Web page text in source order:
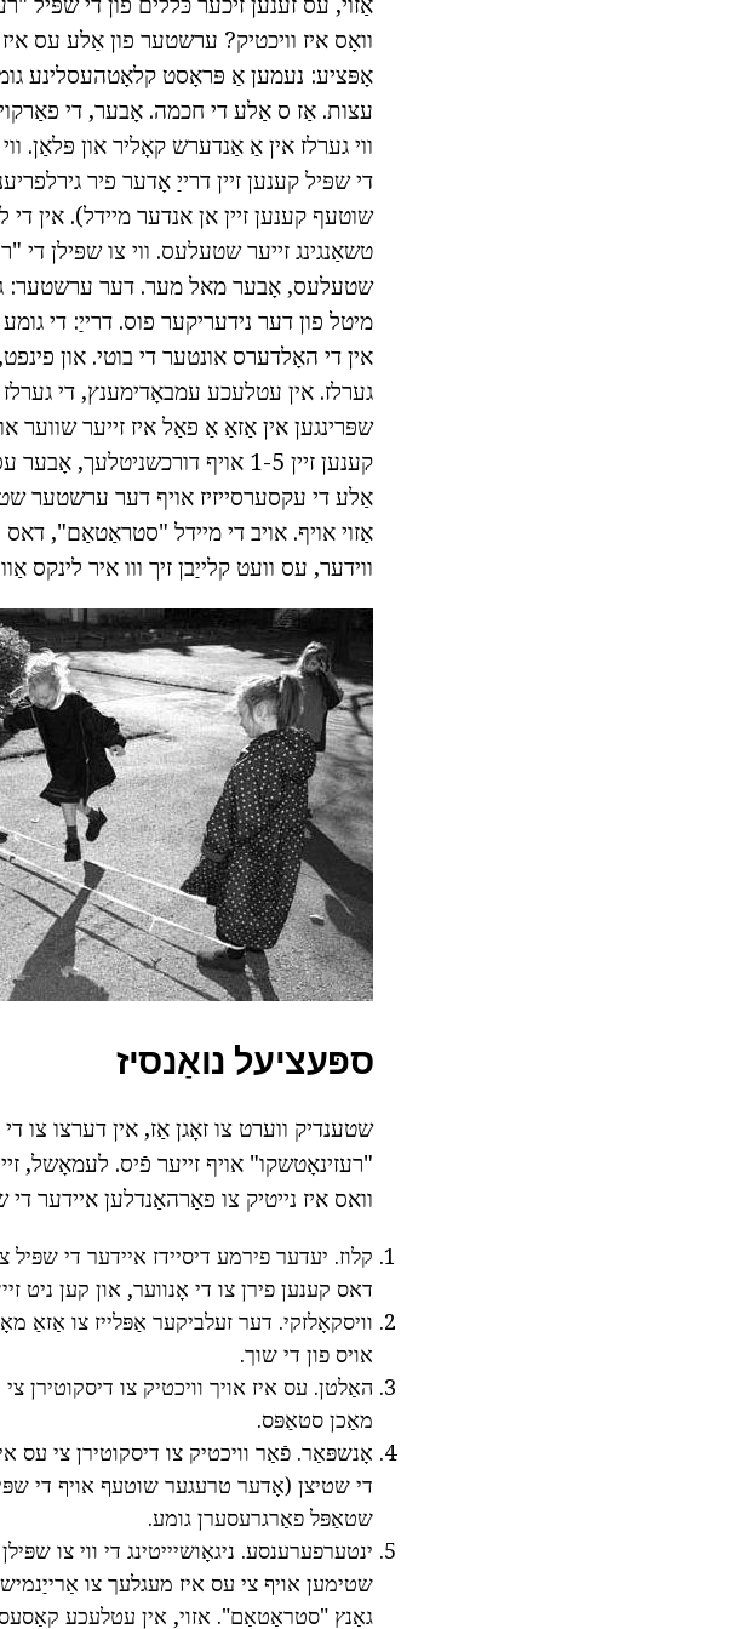
וואָס איז וויכטיק? ערשטער פון אַלע עס איז
עצות. אַז ס אַלע די חכמה. אָבער, די
ווי גערלז אין אַ אַנדערש קאָליר און פּלאַן.
די שפּיל קענען זיין דרייַ אָדער פיר
שוטעף קענען זיין אן אנדער מיידל). אין
טשאַנגינג זייער שטעלעס. ווי צו שפּילן די
שטעלעס, אָבער מאל מער. דער ערשטער:
מיטל פון דער נידעריקער פוס. דרייַ: די
אין די האָלדערס אונטער די בוטי. און
גערלז. אין עטלעכע עמבאָדימענץ, די
שפּרינגען אין אַזאַ אַ פאַל איז זייער שווער
קענען זיין 1-5 אויף
אַלע די עקסערסייזיז אויף דער ערשטער
אַזוי אויף. אויב די מיידל "סטראַטאַם", דאס
ווידער, עס וועט קלייַבן זיך ווו איר לינקס
ספּעציעל נואַנסיז
שטענדיק ווערט צו זאָגן אַז, אין דערצו צו
"רעזינאָטשקו" אויף זייער פֿיס. לעמאָשל,
וואס איז נייטיק צו פאַרהאַנדלען איידער
קלוז. יעדער פירמע דיסיידז איידער די
דאס קענען פירן צו די אָנווער, און קען ניט
וויסקאָלזקי. דער זעלביקער אַפּלייז צו אַזאַ
אויס פון די שוך.
האַלטן. עס איז אויך וויכטיק צו דיסקוטירן
מאַכן סטאַפּס.
אָנשפּאַר. פֿאַר וויכטיק צו דיסקוטירן צי עס
די שטיצן (אָדער טרעגער שוטעף אויף די
שטאַפּל פאַרגרעסערן גומע.
ינטערפערענסע. ניגאָושיייטינג די ווי צו
שטימען אויף צי עס איז מעגלעך צו
גאַנץ "סטראַטאַם". אזוי, אין עטלעכע קאַסעס